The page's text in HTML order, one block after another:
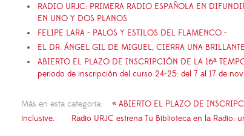
RADIO URJC: PRIMERA RADIO ESPAÑOLA EN
EN UNO Y DOS PLANOS
FELIPE LARA - PALOS Y ESTILOS DEL FLAMENCO -
EL DR. ÁNGEL GIL DE MIGUEL, CIERRA UNA
ABIERTO EL PLAZO DE INSCRIPCIÓN DE LA 16ª
periodo de inscripción del curso 24-25: del 7 al 17 de
Más en esta categoría:
« ABIERTO EL PLAZO DE
inclusive.
Radio URJC estrena Tu Biblioteca en la Radio: